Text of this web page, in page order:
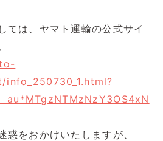
ては、ヤマト運輸の公式サイ
惑をおかけいたしますが、